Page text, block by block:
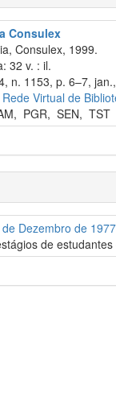
Consulex
Consulex, 1999.
32 v. : il.
n. 1153, p. 6–7,
Rede Virtual de
, PGR,SEN,TST
Dezembro de 1977
de